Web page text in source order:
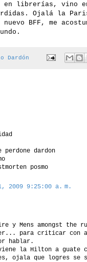
en librerías, vino
Ojalá la
nuevo BFF, me
Dardón
dardon
posmo
2009 9:25:00 a. m.
y Mens amongst the
para criticar con
hablar.
la Hilton a guate
ojala que logres se